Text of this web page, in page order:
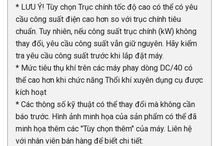
* LƯU Ý! Tùy chọn Trục chính tốc độ cao có thể có yêu
cầu công suất điện cao hơn so với trục chính tiêu
chuẩn. Tuy nhiên, nếu công suất trục chính (kW) không
thay đổi, yêu cầu công suất vẫn giữ nguyên. Hãy kiểm
tra yêu cầu công suất trước khi lắp đặt máy.
* Mức tiêu thụ khí trên các máy phay dòng DC/40 có
thể cao hơn khi chức năng Thổi khí xuyên dụng cụ được
kích hoạt
* Các thông số kỹ thuật có thể thay đổi mà không cần
báo trước. Hình ảnh minh họa của sản phẩm có thể đã
minh họa thêm các "Tùy chọn thêm" của máy. Liên hệ
với nhân viên bán hàng để biết chi tiết: